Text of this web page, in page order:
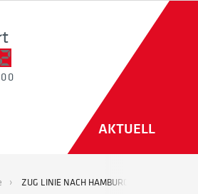
AKTUELL
ZUG LINIE NACH HAMBURG/BREMERHAVEN